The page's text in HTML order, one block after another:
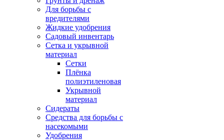
Для борьбы с
вредителями
Жидкие удобрения
Садовый инвентарь
Сетка и укрывной
материал
Сетки
Плёнка
полиэтиленовая
Укрывной
материал
Сидераты
Средства для борьбы с
насекомыми
Удобрения